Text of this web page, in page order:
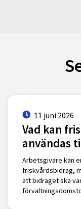
11 juni 2026
Vad kan
användas
Arbetsgivare kan
friskvårdsbidrag,
att bidraget ska